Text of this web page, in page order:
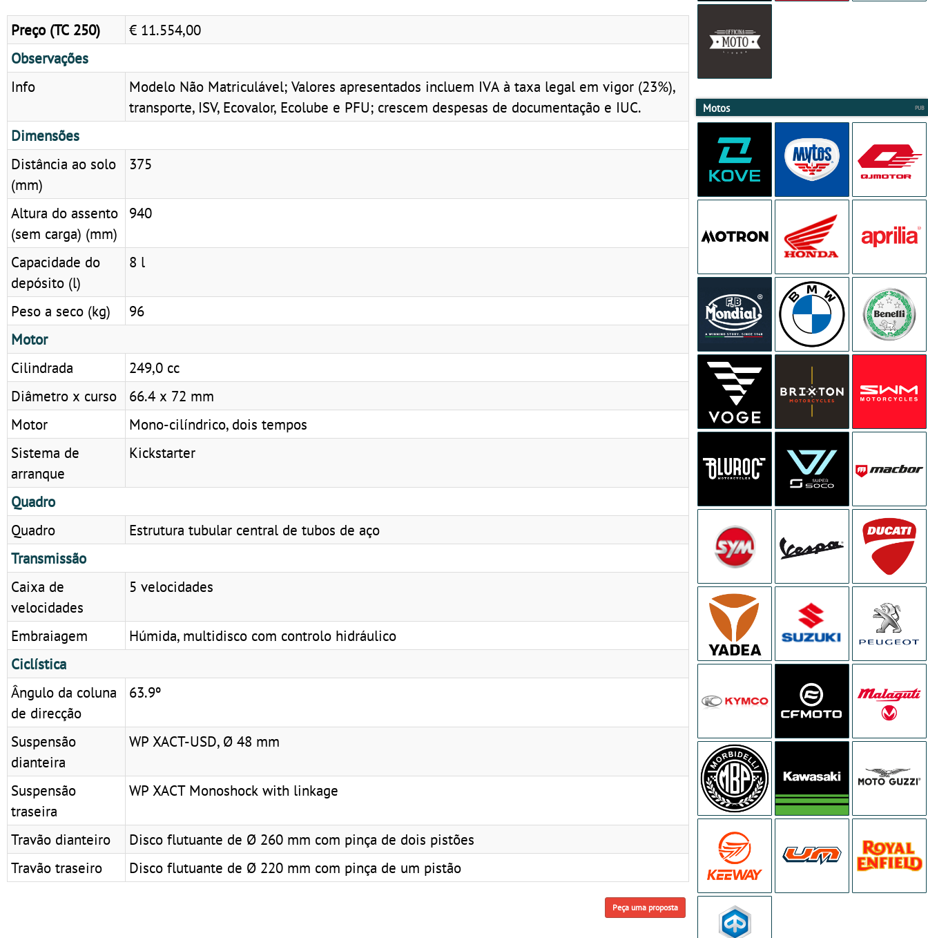
Preço (TC 250)
€ 11.554,00
Observações
Info
Modelo Não Matriculável; Valores apresentados incluem IVA à taxa legal em vigor (23%),
transporte, ISV, Ecovalor, Ecolube e PFU; crescem despesas de documentação e IUC.
Dimensões
Distância ao solo
(mm)
375
Altura do assento
(sem carga) (mm)
940
Capacidade do
depósito (l)
8 l
Peso a seco (kg)
96
Motor
Cilindrada
249,0 cc
Diâmetro x curso
66.4 x 72 mm
Motor
Mono-cilíndrico, dois tempos
Sistema de
arranque
Kickstarter
Quadro
Quadro
Estrutura tubular central de tubos de aço
Transmissão
Caixa de
velocidades
5 velocidades
Embraiagem
Húmida, multidisco com controlo hidráulico
Ciclística
Ângulo da coluna
de direcção
63.9º
Suspensão
dianteira
WP XACT-USD, Ø 48 mm
Suspensão
traseira
WP XACT Monoshock with linkage
Travão dianteiro
Disco flutuante de Ø 260 mm com pinça de dois pistões
Travão traseiro
Disco flutuante de Ø 220 mm com pinça de um pistão
Peça uma proposta
Motos